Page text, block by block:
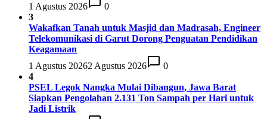
1 Agustus 2026
0
3
Wakafkan Tanah untuk Masjid dan Madrasah, Engineer
Telekomunikasi di Garut Dorong Penguatan Pendidikan
Keagamaan
1 Agustus 20262 Agustus 2026
0
4
PSEL Legok Nangka Mulai Dibangun, Jawa Barat
Siapkan Pengolahan 2.131 Ton Sampah per Hari untuk
Jadi Listrik